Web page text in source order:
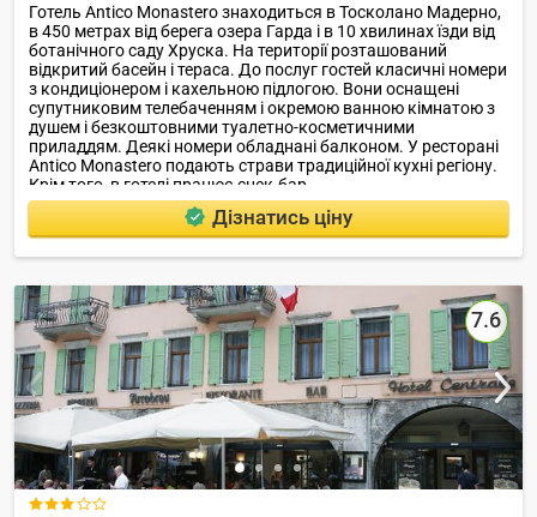
Готель Antico Monastero знаходиться в Тосколано Мадерно,
в 450 метрах від берега озера Гарда і в 10 хвилинах їзди від
ботанічного саду Хруска. На території розташований
відкритий басейн і тераса. До послуг гостей класичні номери
з кондиціонером і кахельною підлогою. Вони оснащені
супутниковим телебаченням і окремою ванною кімнатою з
душем і безкоштовними туалетно-косметичними
приладдям. Деякі номери обладнані балконом. У ресторані
Antico Monastero подають страви традиційної кухні регіону.
Крім того, в готелі працює снек-бар.
Дізнатись ціну
7.6
